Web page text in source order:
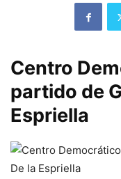
Centro
partido de
Espriella